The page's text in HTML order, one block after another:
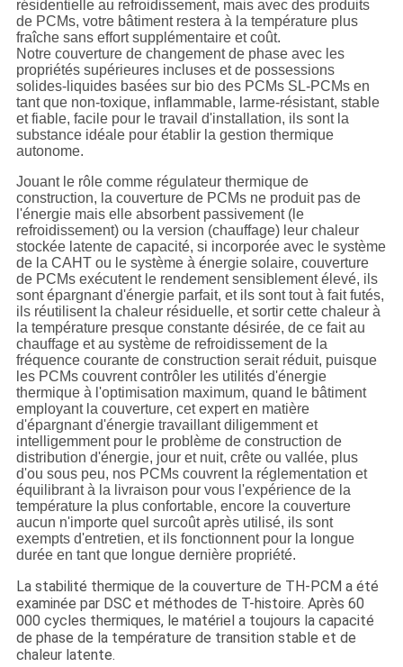
résidentielle au refroidissement, mais avec des produits
de PCMs, votre bâtiment restera à la température plus
fraîche sans effort supplémentaire et coût.
Notre couverture de changement de phase avec les
propriétés supérieures incluses et de possessions
solides-liquides basées sur bio des PCMs SL-PCMs en
tant que non-toxique, inflammable, larme-résistant, stable
et fiable, facile pour le travail d'installation, ils sont la
substance idéale pour établir la gestion thermique
autonome.
Jouant le rôle comme régulateur thermique de
construction, la couverture de PCMs ne produit pas de
l'énergie mais elle absorbent passivement (le
refroidissement) ou la version (chauffage) leur chaleur
stockée latente de capacité, si incorporée avec le système
de la CAHT ou le système à énergie solaire, couverture
de PCMs exécutent le rendement sensiblement élevé, ils
sont épargnant d'énergie parfait, et ils sont tout à fait futés,
ils réutilisent la chaleur résiduelle, et sortir cette chaleur à
la température presque constante désirée, de ce fait au
chauffage et au système de refroidissement de la
fréquence courante de construction serait réduit, puisque
les PCMs couvrent contrôler les utilités d'énergie
thermique à l'optimisation maximum, quand le bâtiment
employant la couverture, cet expert en matière
d'épargnant d'énergie travaillant diligemment et
intelligemment pour le problème de construction de
distribution d'énergie, jour et nuit, crête ou vallée, plus
d'ou sous peu, nos PCMs couvrent la réglementation et
équilibrant à la livraison pour vous l'expérience de la
température la plus confortable, encore la couverture
aucun n'importe quel surcoût après utilisé, ils sont
exempts d'entretien, et ils fonctionnent pour la longue
durée en tant que longue dernière propriété.
La stabilité thermique de la couverture de TH-PCM a été
examinée par DSC et méthodes de T-histoire. Après 60
000 cycles thermiques, le matériel a toujours la capacité
de phase de la température de transition stable et de
chaleur latente.